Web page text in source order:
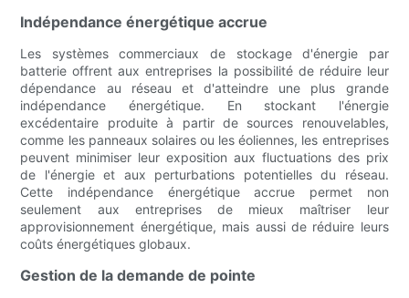
Indépendance énergétique accrue
Les systèmes commerciaux de stockage d'énergie par
batterie offrent aux entreprises la possibilité de réduire leur
dépendance au réseau et d'atteindre une plus grande
indépendance énergétique. En stockant l'énergie
excédentaire produite à partir de sources renouvelables,
comme les panneaux solaires ou les éoliennes, les entreprises
peuvent minimiser leur exposition aux fluctuations des prix
de l'énergie et aux perturbations potentielles du réseau.
Cette indépendance énergétique accrue permet non
seulement aux entreprises de mieux maîtriser leur
approvisionnement énergétique, mais aussi de réduire leurs
coûts énergétiques globaux.
Gestion de la demande de pointe